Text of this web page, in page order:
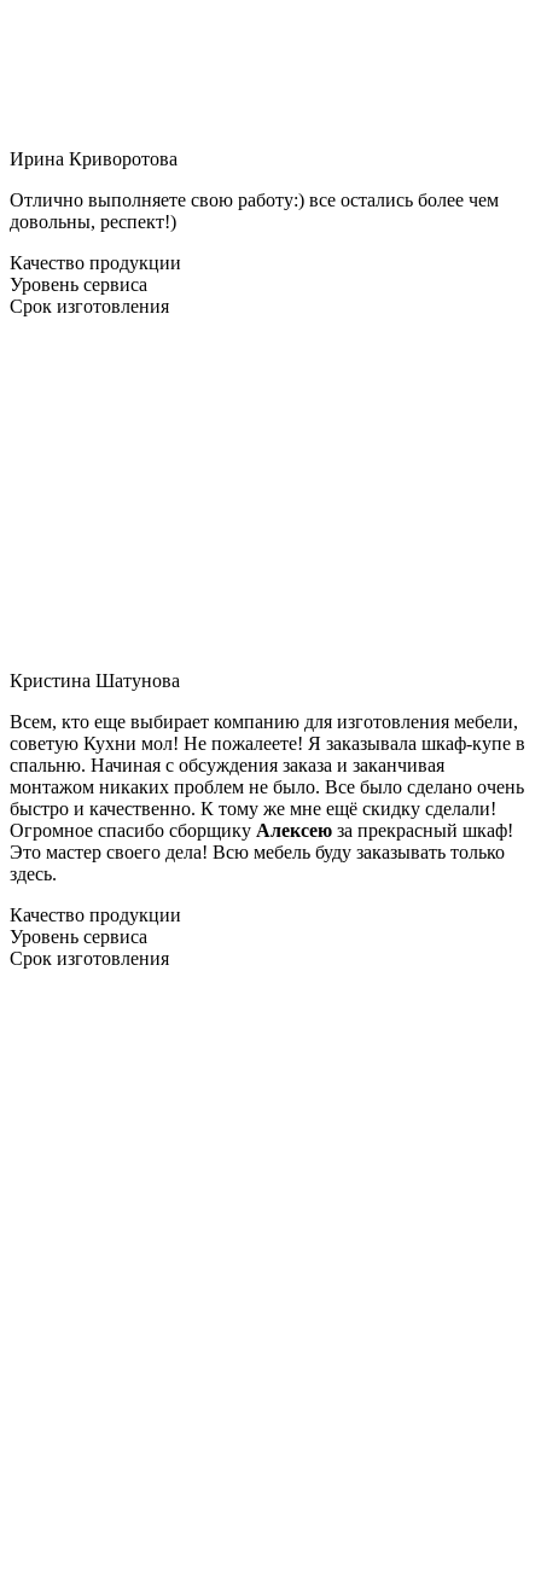
Ирина Криворотова
Отлично выполняете свою работу:) все остались более чем
довольны, респект!)
Качество продукции
Уровень сервиса
Срок изготовления
Кристина Шатунова
Всем, кто еще выбирает компанию для изготовления мебели,
советую Кухни мол! Не пожалеете! Я заказывала шкаф-купе в
спальню. Начиная с обсуждения заказа и заканчивая
монтажом никаких проблем не было. Все было сделано очень
быстро и качественно. К тому же мне ещё скидку сделали!
Огромное спасибо сборщику Алексею за прекрасный шкаф!
Это мастер своего дела! Всю мебель буду заказывать только
здесь.
Качество продукции
Уровень сервиса
Срок изготовления